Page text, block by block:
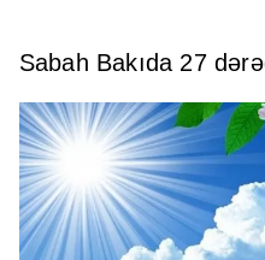
Sabah Bakıda 27